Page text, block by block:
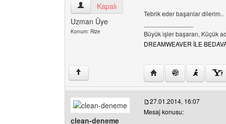
yusufberki Kullanıcının profilini görüntüle
Kapalı
Uzman Üye
Konum: Rize
Tebrik eder başarılar dilerim..
Büyük işler başaran, Küçük
DREAMWEAVER İLE
↑ Yazarın web sitesini
clean-deneme
27.01.2014, 16:07
Mesaj konusu: